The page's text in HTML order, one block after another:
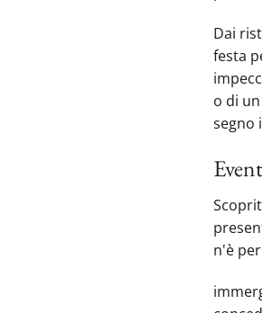
Dai
festa
o di
segno
n'è